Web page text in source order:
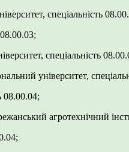
спеціальність
спеціальність
університет,
08.00.04;
агротехнічний